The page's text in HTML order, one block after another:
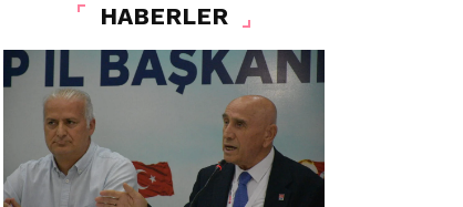
HABERLER